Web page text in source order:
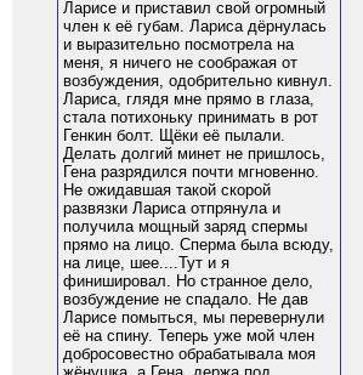
Ларисе и приставил свой огромный
член к её губам. Лариса дёрнулась
и выразительно посмотрела на
меня, я ничего не соображая от
возбуждения, одобрительно кивнул.
Лариса, глядя мне прямо в глаза,
стала потихоньку принимать в рот
Генкин болт. Щёки её пылали.
Делать долгий минет не пришлось,
Гена разрядился почти мгновенно.
Не ожидавшая такой скорой
развязки Лариса отпрянула и
получила мощный заряд спермы
прямо на лицо. Сперма была всюду,
на лице, шее....Тут и я
финишировал. Но странное дело,
возбуждение не спадало. Не дав
Ларисе помыться, мы перевернули
её на спину. Теперь уже мой член
добросовестно обрабатывала моя